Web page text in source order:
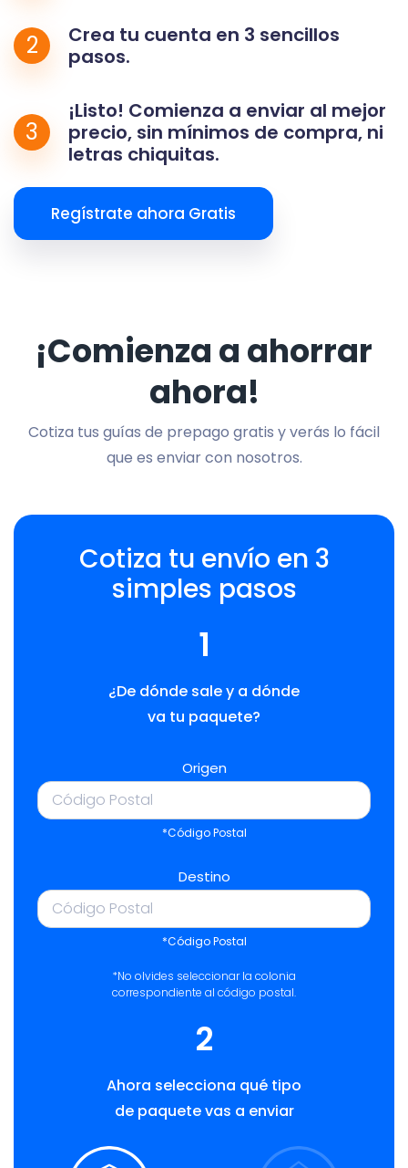
2
Crea tu cuenta en 3 sencillos
pasos.
3
¡Listo! Comienza a enviar al mejor
precio, sin mínimos de compra, ni
letras chiquitas.
Regístrate ahora Gratis
¡Comienza a ahorrar
ahora!
Cotiza tus guías de prepago gratis y verás lo fácil
que es enviar con nosotros.
Cotiza tu envío en 3
simples pasos
1
¿De dónde sale y a dónde
va tu paquete?
Origen
*Código Postal
Destino
*Código Postal
*No olvides seleccionar la colonia
correspondiente al código postal.
2
Ahora selecciona qué tipo
de paquete vas a enviar